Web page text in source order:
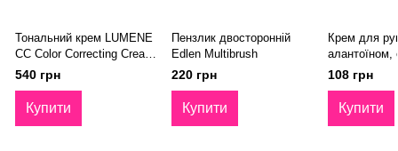
Тональний крем LUMENE
CC Color Correcting Cream
SPF MEDIUM, 30 мл
540 грн
Купити
Пензлик двосторонній
Edlen Multibrush
220 грн
Купити
Крем для рук
алантоїном,
равлика та
Shelly 45 мл
108 грн
Купити